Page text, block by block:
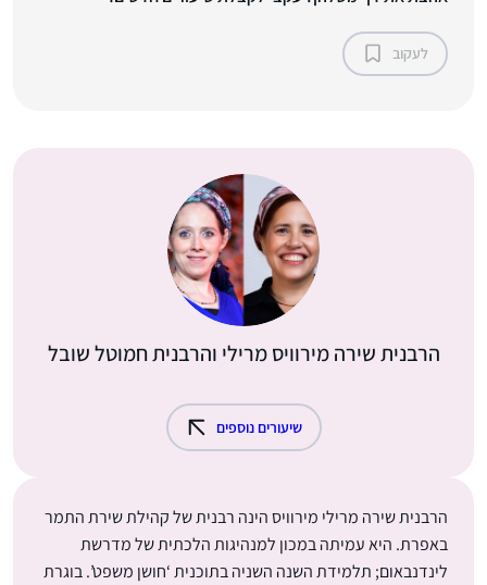
לעקוב
הרבנית שירה מירוויס מרילי והרבנית חמוטל שובל
שיעורים נוספים
הרבנית שירה מרילי מירוויס הינה רבנית של קהילת שירת התמר
באפרת. היא עמיתה במכון למנהיגות הלכתית של מדרשת
לינדנבאום; תלמידת השנה השניה בתוכנית ‘חושן משפט’. בוגרת